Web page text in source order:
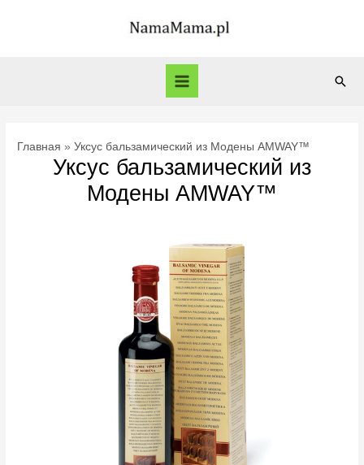
Main
Главная Уксус бальзамический из Модены AMWAY™
Уксус бальзамический из
Модены AMWAY™